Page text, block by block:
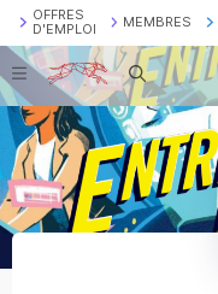
OFFRES
D'EMPLOI
MEMBRES
Recherche